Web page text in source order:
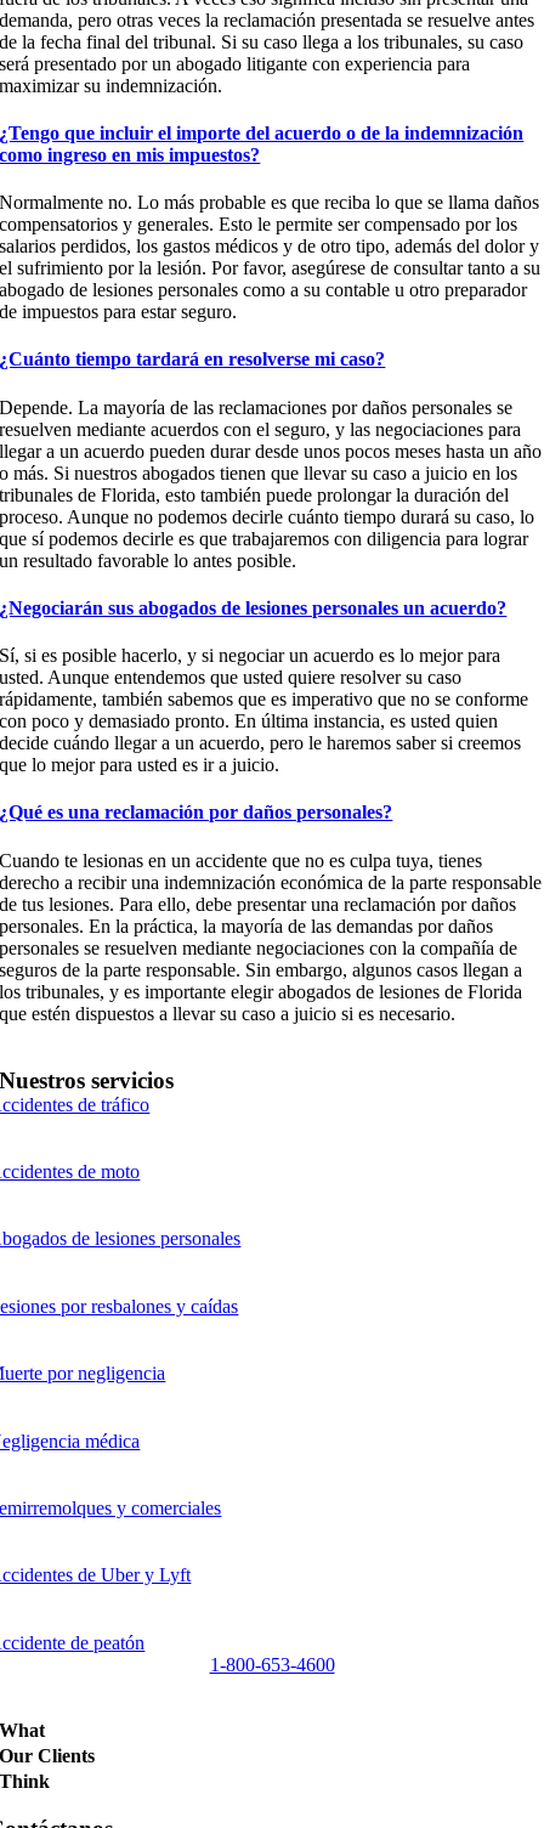
demanda, pero otras veces la reclamación presentada se resuelve antes
de la fecha final del tribunal. Si su caso llega a los tribunales, su caso
será presentado por un abogado litigante con experiencia para
maximizar su indemnización.
¿Tengo que incluir el importe del acuerdo o de la indemnización
como ingreso en mis impuestos?
Normalmente no. Lo más probable es que reciba lo que se llama daños
compensatorios y generales. Esto le permite ser compensado por los
salarios perdidos, los gastos médicos y de otro tipo, además del dolor y
el sufrimiento por la lesión. Por favor, asegúrese de consultar tanto a su
abogado de lesiones personales como a su contable u otro preparador
de impuestos para estar seguro.
¿Cuánto tiempo tardará en resolverse mi caso?
Depende. La mayoría de las reclamaciones por daños personales se
resuelven mediante acuerdos con el seguro, y las negociaciones para
llegar a un acuerdo pueden durar desde unos pocos meses hasta un año
o más. Si nuestros abogados tienen que llevar su caso a juicio en los
tribunales de Florida, esto también puede prolongar la duración del
proceso. Aunque no podemos decirle cuánto tiempo durará su caso, lo
que sí podemos decirle es que trabajaremos con diligencia para lograr
un resultado favorable lo antes posible.
¿Negociarán sus abogados de lesiones personales un acuerdo?
Sí, si es posible hacerlo, y si negociar un acuerdo es lo mejor para
usted. Aunque entendemos que usted quiere resolver su caso
rápidamente, también sabemos que es imperativo que no se conforme
con poco y demasiado pronto. En última instancia, es usted quien
decide cuándo llegar a un acuerdo, pero le haremos saber si creemos
que lo mejor para usted es ir a juicio.
¿Qué es una reclamación por daños personales?
Cuando te lesionas en un accidente que no es culpa tuya, tienes
derecho a recibir una indemnización económica de la parte responsable
de tus lesiones. Para ello, debe presentar una reclamación por daños
personales. En la práctica, la mayoría de las demandas por daños
personales se resuelven mediante negociaciones con la compañía de
seguros de la parte responsable. Sin embargo, algunos casos llegan a
los tribunales, y es importante elegir abogados de lesiones de Florida
que estén dispuestos a llevar su caso a juicio si es necesario.
Nuestros servicios
de tráfico
de moto
de lesiones personales
por resbalones y caídas
por negligencia
médica
y comerciales
de Uber y Lyft
de peatón
1-800-653-4600
What
Our Clients
Think